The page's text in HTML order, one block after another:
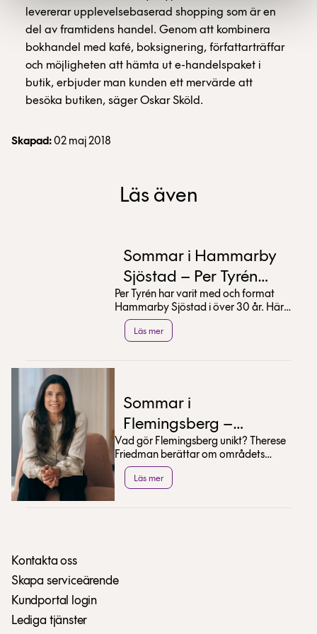
levererar upplevelsebaserad shopping som är en
del av framtidens handel. Genom att kombinera
bokhandel med kafé, boksignering, författarträffar
och möjligheten att hämta ut e-handelspaket i
butik, erbjuder man kunden ett mervärde att
besöka butiken, säger Oskar Sköld.
Skapad:02 maj 2018
Läs även
Sommar i Hammarby
Sjöstad – Per Tyrén
tipsar
Per Tyrén har varit med och format
Hammarby Sjöstad i över 30 år. Här
delar han med sig av sina bästa tips
för en sommar...
Läs mer
Sommar i
Flemingsberg –
Therese Friedman
tipsar
Vad gör Flemingsberg unikt? Therese
Friedman berättar om områdets
utveckling och delar med sig av sina
bästa sommartips.
Läs mer
Kontakta oss
Skapa serviceärende
Kundportal login
Lediga tjänster